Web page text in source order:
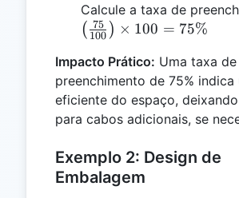
Calcule a taxa de
( 100
75 ) × 100 = 75%
Impacto Prático: Uma taxa de
preenchimento de 75%
eficiente do espaço,
para cabos adicionais, se
Exemplo 2: Design de
Embalagem